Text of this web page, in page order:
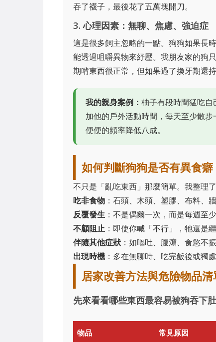
吞了襪子，最後花了五萬塊開刀。
3. 心理因素：無聊、焦慮、強迫症
這是很多飼主忽略的一點。狗狗如果長
能透過咀嚼異物來紓壓。我朋友家的狗
期啃東西很正常，但如果過了換牙期還
我的親身案例： 柚子有段時間猛吃自
加他的戶外活動時間，每天至少散
便便的頻率降低八成。
如何判斷狗狗是否有異食癖
不只是「亂吃東西」那麼簡單。我整理
吃非食物 ：石頭、木頭、塑膠、布料、
反覆發生 ：不是偶爾一次，而是每週至少
不顧阻止 ：即使你喊「不行」，牠還是繼
伴隨其他症狀 ：如嘔吐、腹瀉、食慾不
出現時機 ：多在無聊時、吃完飯後或獨處
居家改善方法與危險物品清
先來看看哪些東西最容易被狗吞下
物品 常見原因